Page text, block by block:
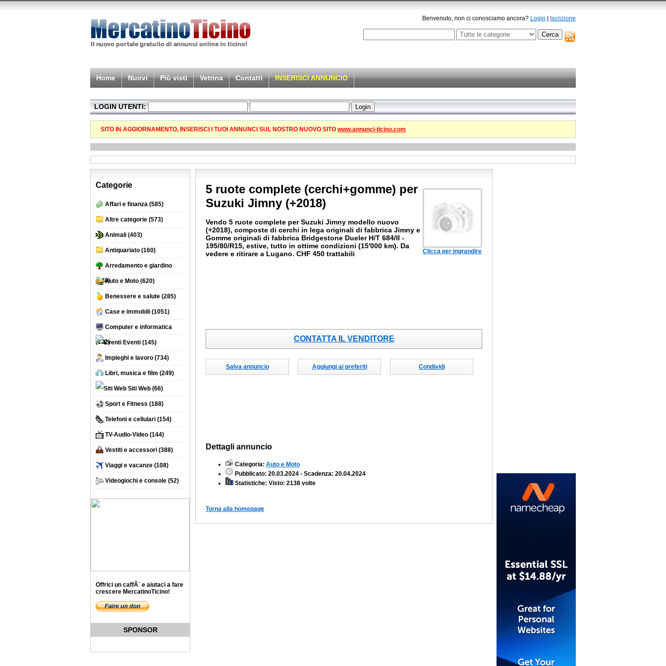
Benvenuto, non ci conosciamo ancora? Login Iscrizione
Home Nuovi Più visti Vetrina Contatti INSERISCI ANNUNCIO
LOGIN UTENTI:
SITO IN AGGIORNAMENTO, INSERISCI I TUOI ANNUNCI SUL NOSTRO NUOVO SITO www.annunci-ticino.com
Categorie
Affari e finanza (585)
Altre categorie (573)
Animali (403)
Antiquariato (160)
Arredamento e giardino
(748)Auto e Moto (620)
Benessere e salute (285)
Case e immobili (1051)
Computer e informatica
(132) Eventi (145)
Impieghi e lavoro (734)
Libri, musica e film (249)
Siti Web (66)
Sport e Fitness (188)
Telefoni e cellulari (154)
TV-Audio-Video (144)
Vestiti e accessori (388)
Viaggi e vacanze (108)
Videogiochi e console (52)
Offrici un caffÃ¨ e aiutaci a fare
crescere MercatinoTicino!
SPONSOR
Clicca per ingrandire
5 ruote complete (cerchi+gomme) per
Suzuki Jimny (+2018)
Vendo 5 ruote complete per Suzuki Jimny modello nuovo
(+2018), composte di cerchi in lega originali di fabbrica Jimny e
Gomme originali di fabbrica Bridgestone Dueler H/T 684/II -
195/80/R15, estive, tutto in ottime condizioni (15'000 km). Da
vedere e ritirare a Lugano. CHF 450 trattabili
CONTATTA IL VENDITORE
Salva annuncio Aggiungi ai preferiti Condividi
Dettagli annuncio
Categoria: Auto e Moto
Pubblicato: 20.03.2024 - Scadenza: 20.04.2024
Statistiche: Visto: 2138 volte
Torna alla homepage